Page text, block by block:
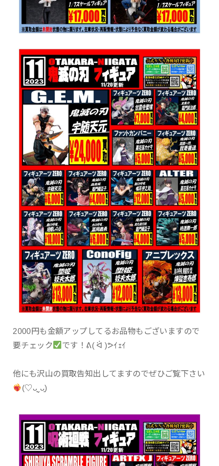
2000円も金額アップしてるお品物もございますので
要チェック
です！ᕕ( ᐛ )ᕗｲｪｲ
他にも沢山の買取告知出してますのでぜひご覧下さい
(♡ᴗ͈ˬᴗ͈)